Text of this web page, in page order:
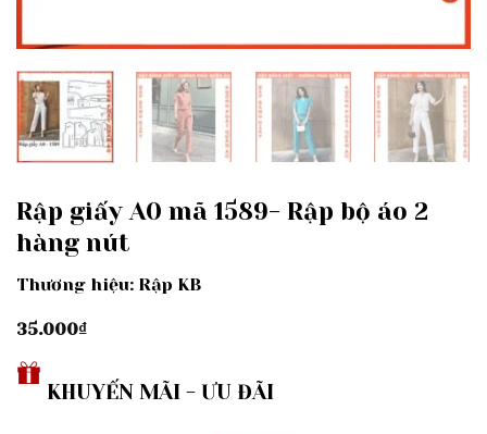
Rập giấy A0 mã 1589- Rập bộ áo 2
hàng nút
Thương hiệu: Rập KB
35.000₫
KHUYẾN MÃI - ƯU ĐÃI